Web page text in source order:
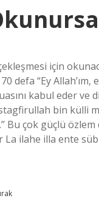
için
“Ey Allah’ım,
kabul eder ve
bin külli
Bu çok güçlü
ilahe illa ente